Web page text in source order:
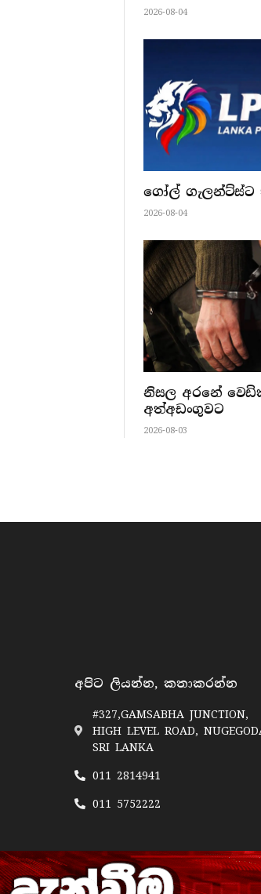
2026-08-04
ගෝල්
2026-08-04
නිසල අරනේ
අත්අඩංගුවට
2026-08-03
අපිට ලියන්න, කතාකරන්න
#327,GAMSABHA JUNCTION,
HIGH LEVEL ROAD,
SRI LANKA
011 2814941
011 5752222